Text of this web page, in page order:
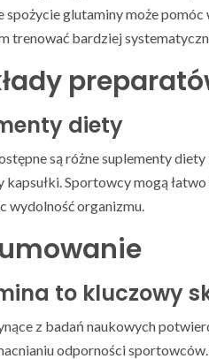
spożycie glutaminy może
trenować bardziej
diety
są różne suplementy
Sportowcy mogą
wydolność organizmu.
to kluczowy
z badań naukowych
odporności